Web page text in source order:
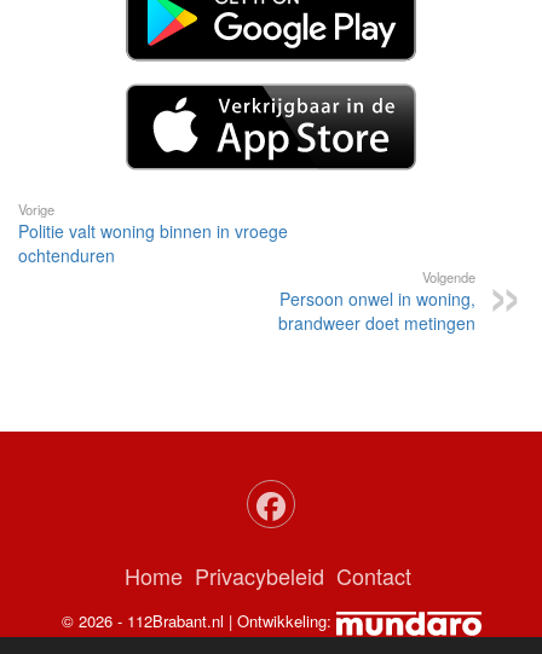
Vorige
Politie valt woning binnen in vroege
ochtenduren
Volgende
Persoon onwel in woning,
brandweer doet metingen
Home Privacybeleid Contact
© 2026 - 112Brabant.nl | Ontwikkeling: